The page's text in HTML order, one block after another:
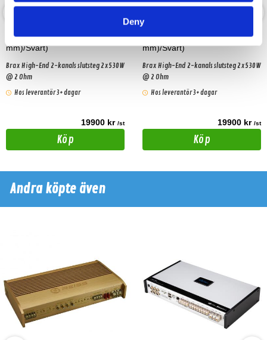
Deny
Brax GX2000 (Lång (473
mm)/Svart)
Brax High-End 2-kanals slutsteg 2x530W
@ 2 Ohm
Hos leverantör 3+ dagar
19900 kr /st
Köp
Brax GX2000 (Kort (433
mm)/Svart)
Brax High-End 2-kanals slutsteg 2x530W
@ 2 Ohm
Hos leverantör 3+ dagar
19900 kr /st
Köp
Andra köpte även